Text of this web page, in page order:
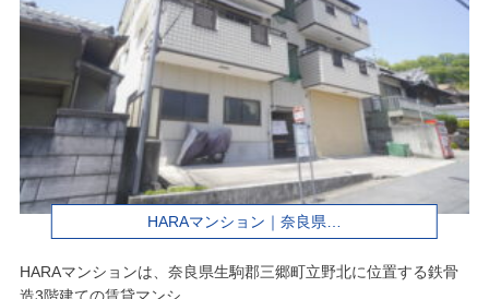
HARAマンション｜奈良県…
HARAマンションは、奈良県生駒郡三郷町立野北に位置する鉄骨